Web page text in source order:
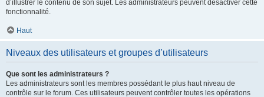
d’illustrer le contenu de son sujet. Les administrateurs peuvent désactiver cette
fonctionnalité.
Haut
Niveaux des utilisateurs et groupes d’utilisateurs
Que sont les administrateurs ?
Les administrateurs sont les membres possédant le plus haut niveau de
contrôle sur le forum. Ces utilisateurs peuvent contrôler toutes les opérations